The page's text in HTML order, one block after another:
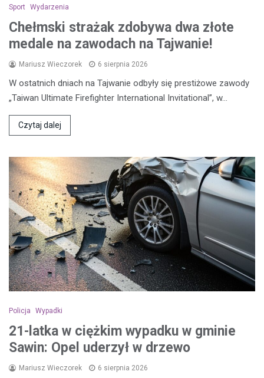
Sport Wydarzenia
Chełmski strażak zdobywa dwa złote
medale na zawodach na Tajwanie!
Mariusz Wieczorek 6 sierpnia 2026
W ostatnich dniach na Tajwanie odbyły się prestiżowe zawody
„Taiwan Ultimate Firefighter International Invitational”, w…
Czytaj dalej
Policja Wypadki
21-latka w ciężkim wypadku w gminie
Sawin: Opel uderzył w drzewo
Mariusz Wieczorek 6 sierpnia 2026